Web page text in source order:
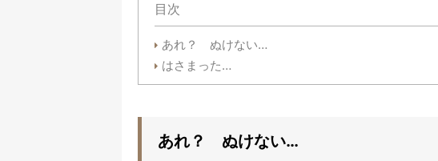
目次
あれ？ ぬけない…
はさまった…
あれ？ ぬけない…